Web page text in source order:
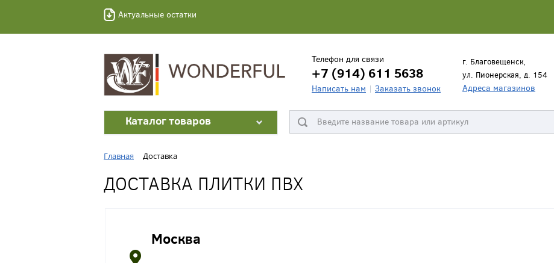
Актуальные остатки
Телефон для связи
+7 (914) 611 5638
Написать нам Заказать звонок
г. Благовещенск,
ул. Пионерская, д. 154
Адреса магазинов
Каталог товаров
Главная Доставка
ДОСТАВКА ПЛИТКИ ПВХ
Москва